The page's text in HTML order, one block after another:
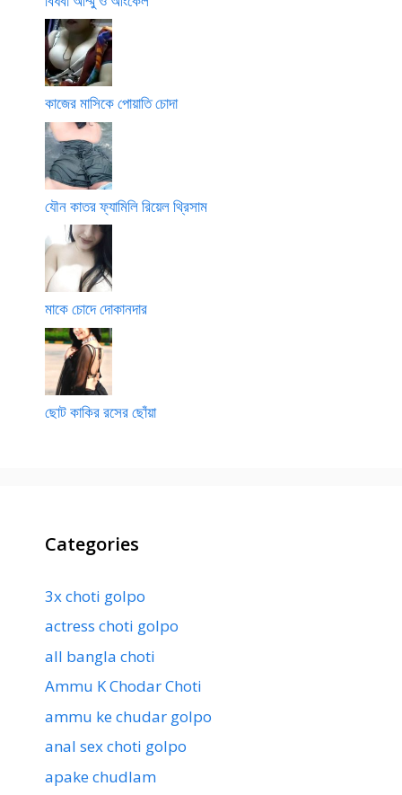
কাজের মাসিকে পোয়াতি চোদা
যৌন কাতর ফ্যামিলি রিয়েল থ্রিসাম
মাকে চোদে দোকানদার
ছোট কাকির রসের ছোঁয়া
Categories
3x choti golpo
actress choti golpo
all bangla choti
Ammu K Chodar Choti
ammu ke chudar golpo
anal sex choti golpo
apake chudlam